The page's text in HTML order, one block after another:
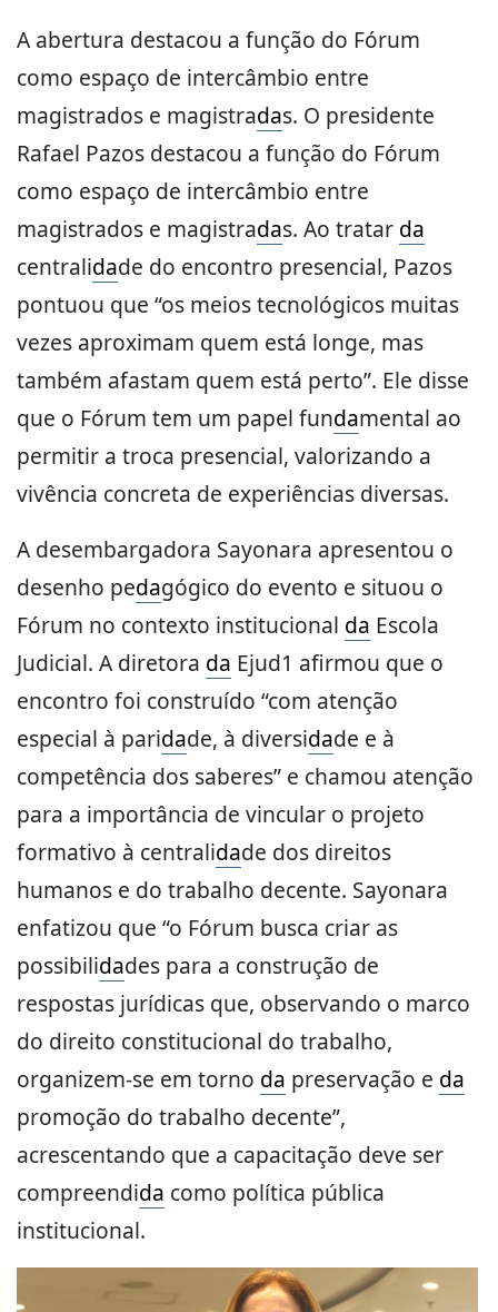
A abertura destacou a função do Fórum
como espaço de intercâmbio entre
magistrados e magistradas. O presidente
Rafael Pazos destacou a função do Fórum
como espaço de intercâmbio entre
magistrados e magistradas. Ao tratar da
centralidade do encontro presencial, Pazos
pontuou que “os meios tecnológicos muitas
vezes aproximam quem está longe, mas
também afastam quem está perto”. Ele disse
que o Fórum tem um papel fundamental ao
permitir a troca presencial, valorizando a
vivência concreta de experiências diversas.
A desembargadora Sayonara apresentou o
desenho pedagógico do evento e situou o
Fórum no contexto institucional da Escola
Judicial. A diretora da Ejud1 afirmou que o
encontro foi construído “com atenção
especial à paridade, à diversidade e à
competência dos saberes” e chamou atenção
para a importância de vincular o projeto
formativo à centralidade dos direitos
humanos e do trabalho decente. Sayonara
enfatizou que “o Fórum busca criar as
possibilidades para a construção de
respostas jurídicas que, observando o marco
do direito constitucional do trabalho,
organizem-se em torno da preservação e da
promoção do trabalho decente”,
acrescentando que a capacitação deve ser
compreendida como política pública
institucional.